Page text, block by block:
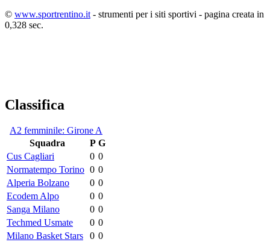
© www.sportrentino.it - strumenti per i siti sportivi - pagina creata in
0,328 sec.
Classifica
A2 femminile: Girone A
Squadra
P G
Cus Cagliari
0 0
Normatempo Torino 0 0
Alperia Bolzano
0 0
Ecodem Alpo
0 0
Sanga Milano
0 0
Techmed Usmate
0 0
Milano Basket Stars
0 0